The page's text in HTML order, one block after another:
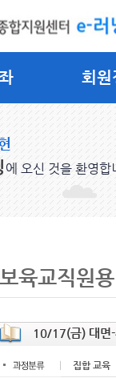
회원
에 오신 것을 환영합
보육교직원
10/17(금) 대면-
집합 교육